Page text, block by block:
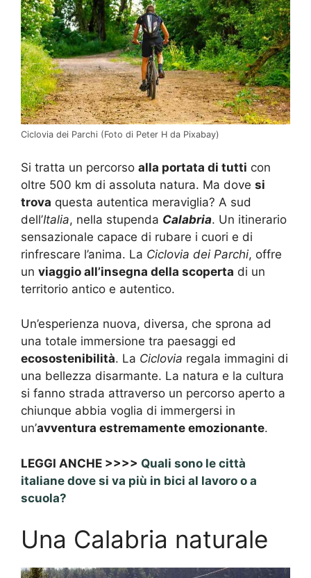
Ciclovia dei Parchi (Foto di Peter H da Pixabay)
Si tratta un percorso alla portata di tutti con
oltre 500 km di assoluta natura. Ma dove si
trova questa autentica meraviglia? A sud
dell’Italia, nella stupenda Calabria. Un itinerario
sensazionale capace di rubare i cuori e di
rinfrescare l’anima. La Ciclovia dei Parchi, offre
un viaggio all’insegna della scoperta di un
territorio antico e autentico.
Un’esperienza nuova, diversa, che sprona ad
una totale immersione tra paesaggi ed
ecosostenibilità. La Ciclovia regala immagini di
una bellezza disarmante. La natura e la cultura
si fanno strada attraverso un percorso aperto a
chiunque abbia voglia di immergersi in
un’avventura estremamente emozionante.
LEGGI ANCHE >>>> Quali sono le città
italiane dove si va più in bici al lavoro o a
scuola?
Una Calabria naturale